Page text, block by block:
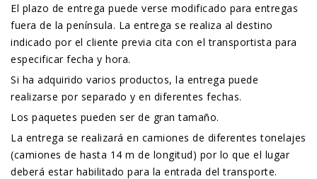
El plazo de entrega puede verse modificado para entregas
fuera de la península. La entrega se realiza al destino
indicado por el cliente previa cita con el transportista para
especificar fecha y hora.
Si ha adquirido varios productos, la entrega puede
realizarse por separado y en diferentes fechas.
Los paquetes pueden ser de gran tamaño.
La entrega se realizará en camiones de diferentes tonelajes
(camiones de hasta 14 m de longitud) por lo que el lugar
deberá estar habilitado para la entrada del transporte.